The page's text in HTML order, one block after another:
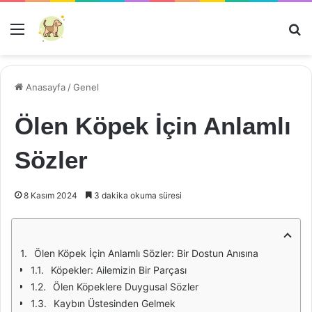
Menü
Anasayfa /Genel
Ölen Köpek İçin Anlamlı
Sözler
8 Kasım 2024 3 dakika okuma süresi
Ölen Köpek İçin Anlamlı Sözler: Bir Dostun Anısına
Köpekler: Ailemizin Bir Parçası
Ölen Köpeklere Duygusal Sözler
Kaybın Üstesinden Gelmek